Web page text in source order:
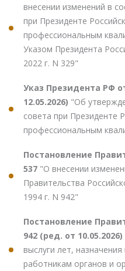
внесении изменений в
при Президенте
профессиональным
Указом Президента
2022 г. N 329"
Указ Президента РФ
12.05.2026) "Об
совета при Президенте
профессиональным
Постановление
537 "О внесении
Правительства
1994 г. N 942"
Постановление
942 (ред. от 10.05.2026)
выслуги лет,
работникам органов и